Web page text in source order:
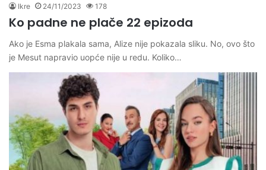
Ikre 24/11/2023 178
Ko padne ne plače 22 epizoda
Ako je Esma plakala sama, Alize nije pokazala sliku. No, ovo što
je Mesut napravio uopće nije u redu. Koliko…